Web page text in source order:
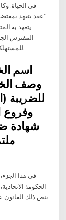
في الحياة.
"عقد يتعهد
يتعهد به
المفترس
للمستهلكين ويتوافقون مع قوانين الولايات والقوانين الفيدرالية.
اسم
وصف
للضريبة
وفروع
شهادة
في هذا
الحكومة
ينص ذلك القانون